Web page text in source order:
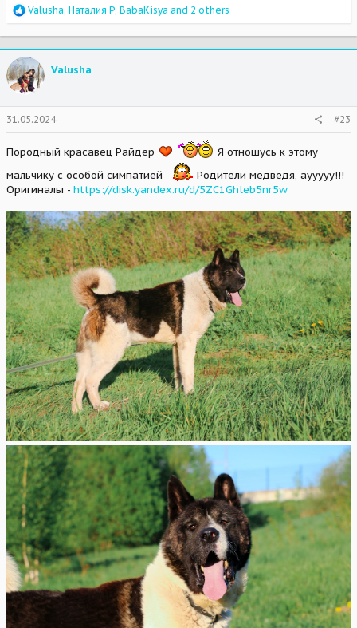
R
a
c
t
i
o
s
:
Valusha Наталия Р BabaKisya and 2 others
Valusha
31.05.2024 #23
Породный красавец Райдер
Я отношусь к этому
мальчику с особой симпатией
Родители медведя, аууууу!!!
Оригиналы - https://disk.yandex.ru/d/5ZC1Ghleb5nr5w